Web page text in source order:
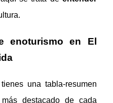
enoturismo en El
una tabla-resumen
destacado de cada